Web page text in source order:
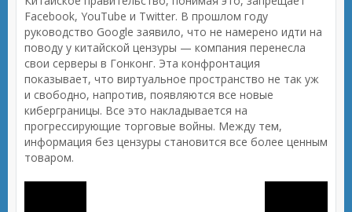
Facebook, YouTube и Twitter. В прошлом году
руководство Google заявило, что не намерено идти на
поводу у китайской цензуры — компания перенесла
свои серверы в Гонконг. Эта конфронтация
показывает, что виртуальное пространство не так уж
и свободно, напротив, появляются все новые
киберграницы. Все это накладывается на
прогрессирующие торговые войны. Между тем,
информация без цензуры становится все более ценным
товаром.